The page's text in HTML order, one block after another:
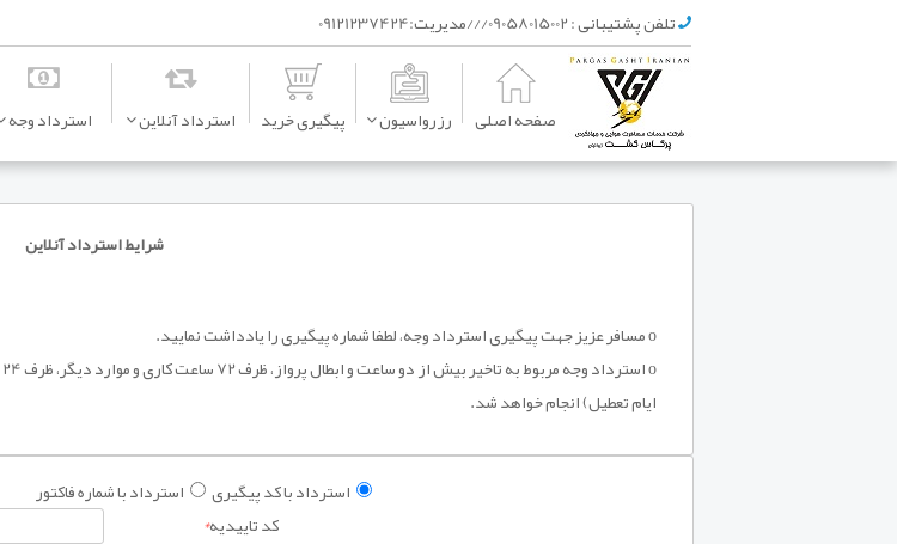
تلفن پشتیبانی :09058015002///مديريت:09121237424
صفحه اصلی رزرواسیون پیگیری خرید استرداد آنلاین استرداد وجه
شرایط استرداد آنلاین
o مسافر عزیز جهت پیگیری استرداد وجه، لطفا شماره پیگیری را یادداشت نمایید.
ایام تعطیل) انجام خواهد شد.
استرداد با کد پیگیری
استرداد با شماره فاکتور
کد تاییدیه*